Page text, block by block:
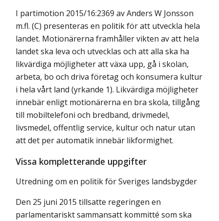
I partimotion 2015/16:2369 av Anders W Jonsson
m.fl. (C) presenteras en politik för att utveckla hela
landet. Motionärerna framhåller vikten av att hela
landet ska leva och utvecklas och att alla ska ha
likvärdiga möjligheter att växa upp, gå i skolan,
arbeta, bo och driva företag och konsumera kultur
i hela vårt land (yrkande 1). Likvärdiga möjligheter
innebär enligt motionärerna en bra skola, tillgång
till mobiltelefoni och bredband, drivmedel,
livsmedel, offentlig service, kultur och natur utan
att det per automatik innebär likformighet.
Vissa kompletterande uppgifter
Utredning om en politik för Sveriges landsbygder
Den 25 juni 2015 tillsatte regeringen en
parlamentariskt sammansatt kommitté som ska